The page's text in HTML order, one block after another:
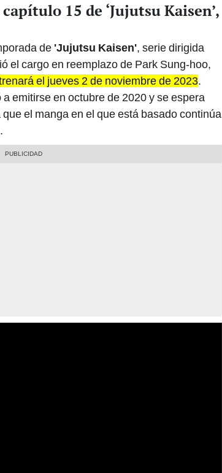
15 de ‘Jujutsu Kaisen’,
de 'Jujutsu Kaisen', serie dirigida
el cargo en reemplazo de Park Sung-hoo,
el jueves 2 de noviembre de 2023.
emitirse en octubre de 2020 y se espera
el manga en el que está basado continúa